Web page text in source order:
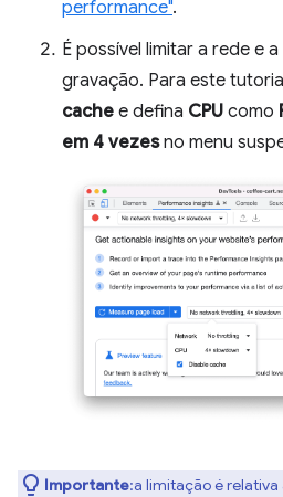
performance".
É possível limitar a rede e
gravação. Para este
cache e defina CPU como
em 4 vezesno menu
Importante:a limitação é